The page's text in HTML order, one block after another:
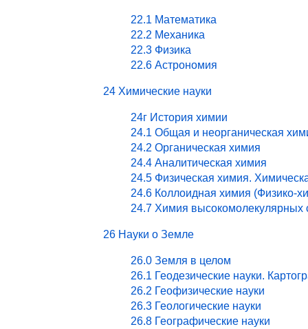
22.1 Математика
22.2 Механика
22.3 Физика
22.6 Астрономия
24 Химические науки
24г История химии
24.1 Общая и неорганическая
24.2 Органическая химия
24.4 Аналитическая химия
24.5 Физическая химия.
24.6 Коллоидная химия (Физико-
24.7 Химия высокомолекулярных
26 Науки о Земле
26.0 Земля в целом
26.1 Геодезические науки.
26.2 Геофизические науки
26.3 Геологические науки
26.8 Географические науки